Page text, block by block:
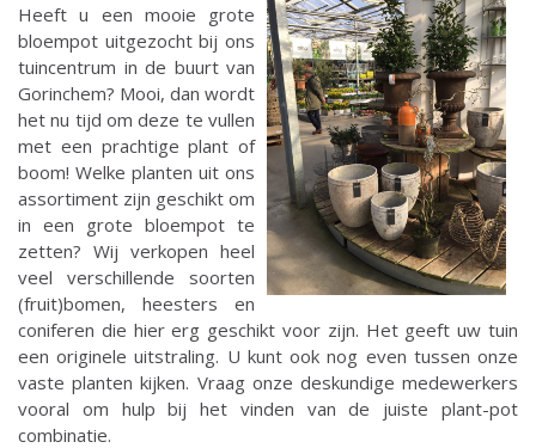
Heeft u een mooie grote
bloempot uitgezocht bij ons
tuincentrum in de buurt van
Gorinchem? Mooi, dan wordt
het nu tijd om deze te vullen
met een prachtige plant of
boom! Welke planten uit ons
assortiment zijn geschikt om
in een grote bloempot te
zetten? Wij verkopen heel
veel verschillende soorten
(fruit)bomen, heesters en
coniferen die hier erg geschikt voor zijn. Het geeft uw tuin
een originele uitstraling. U kunt ook nog even tussen onze
vaste planten kijken. Vraag onze deskundige medewerkers
vooral om hulp bij het vinden van de juiste plant-pot
combinatie.